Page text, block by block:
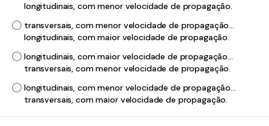
longitudinais, com menor velocidade de propagação.
transversais, com menor velocidade de propagação…
longitudinais, com maior velocidade de propagação.
longitudinais, com maior velocidade de propagação…
transversais, com menor velocidade de propagação.
longitudinais, com menor velocidade de propagação…
transversais, com maior velocidade de propagação.